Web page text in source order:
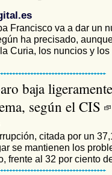
Francisco va a dar un
ha precisado,
Curia, los nuncios y los
baja
según el CIS
citada por un
se mantienen los
frente al 32 por ciento